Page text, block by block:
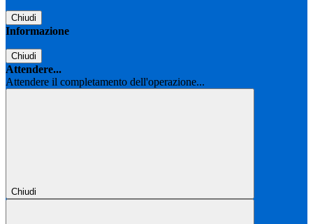
Chiudi
Informazione
Chiudi
Attendere...
Attendere il completamento dell'operazione...
Chiudi